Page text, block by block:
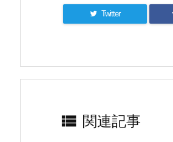
Twitter
 関連記事